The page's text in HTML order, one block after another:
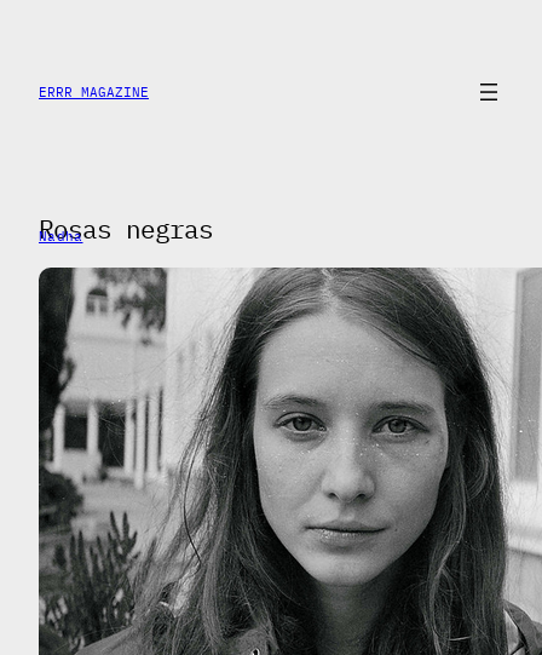
contenido
ERRR MAGAZINE
Rosas negras
Nadha